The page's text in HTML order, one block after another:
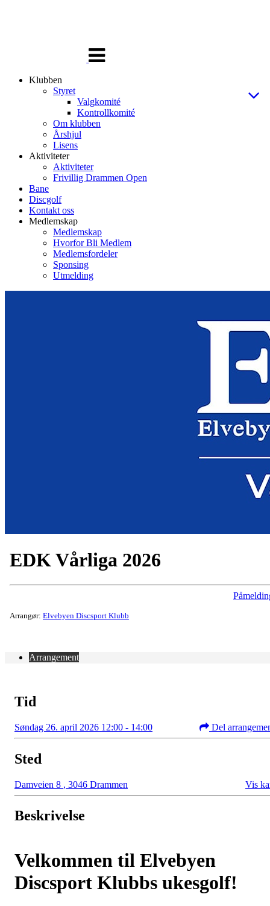
navigasjon
Klubben
Styret
Valgkomité
Kontrollkomité
Om klubben
Årshjul
Lisens
Aktiviteter
Aktiviteter
Frivillig Drammen Open
Bane
Discgolf
Kontakt oss
Medlemskap
Medlemskap
Hvorfor Bli Medlem
Medlemsfordeler
Sponsing
Utmelding
EDK Vårliga 2026
Arrangør: Elvebyen Discsport Klubb
Arrangement
Tid
Søndag 26. april 2026 12:00 - 14:00 Del
Sted
Damveien 8 , 3046 Drammen Vis
Beskrivelse
Velkommen til Elvebyen
Discsport Klubbs ukesgolf!